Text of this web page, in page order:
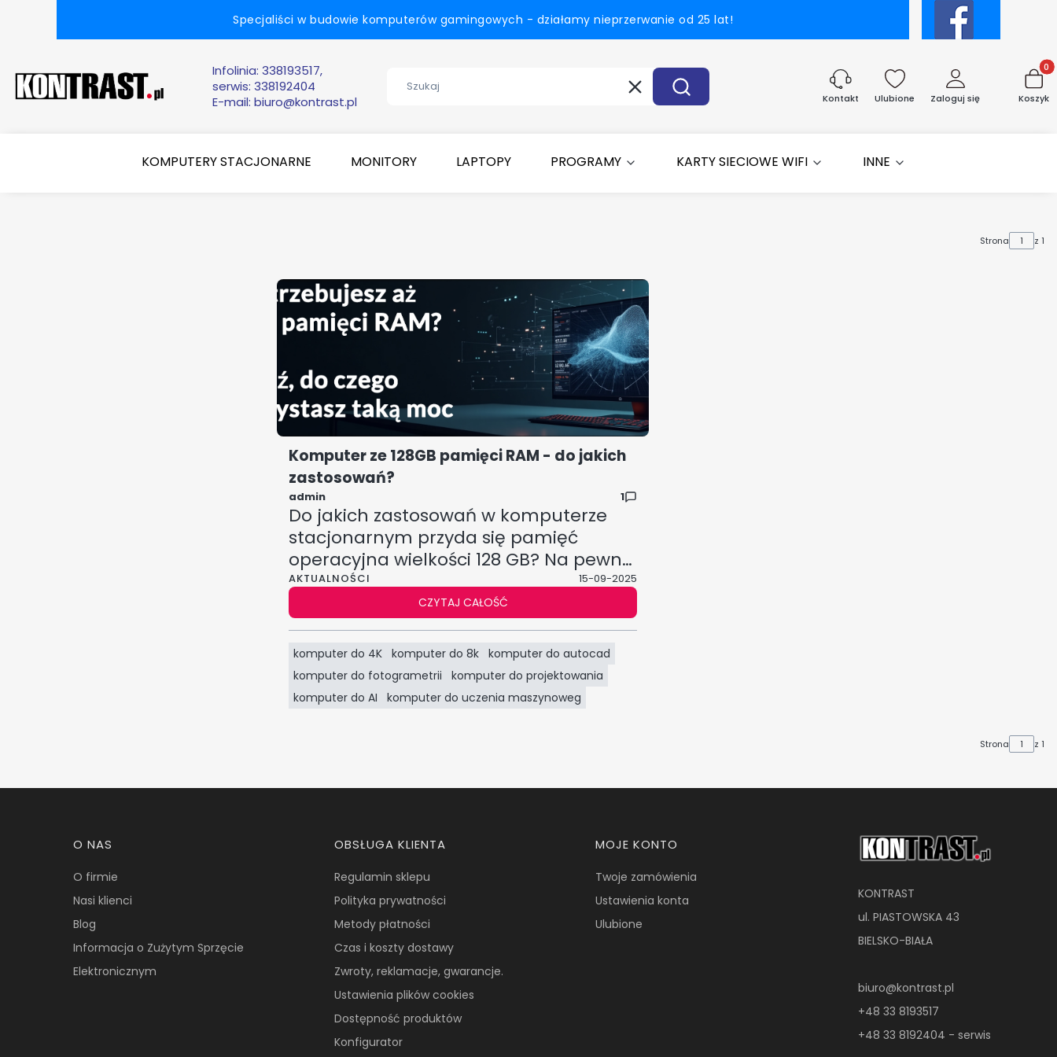
Specjaliści w budowie komputerów gamingowych - działamy nieprzerwanie od 25 lat!
Infolinia: 338193517,
serwis: 338192404
E-mail: biuro@kontrast.pl
WyczyśćSzukaj Kontakt Ulubione Zaloguj się Koszyk
KOMPUTERY STACJONARNE MONITORY LAPTOPY PROGRAMY KARTY SIECIOWE WIFI INNE
Strona z 1
AKTUALNOŚCI 15-09-2025
Komputer ze 128GB pamięci RAM - do jakich
zastosowań?
Do jakich zastosowań w komputerze
stacjonarnym przyda się pamięć
operacyjna wielkości 128 GB? Na pewno
nie do grania. Ale wszak nie samym
graniem człowiek żyje...
CZYTAJ CAŁOŚĆ
admin 1
komputer do 4K komputer do 8k komputer do autocad
komputer do fotogrametrii
komputer do projektowania
komputer do AI
komputer do uczenia maszynoweg
Strona z 1
Linki w stopce
O NAS
O firmie
Nasi klienci
Blog
Informacja o Zużytym Sprzęcie
Elektronicznym
OBSŁUGA KLIENTA
Regulamin sklepu
Polityka prywatności
Metody płatności
Czas i koszty dostawy
Zwroty, reklamacje, gwarancje.
Ustawienia plików cookies
Dostępność produktów
Konfigurator
MOJE KONTO
Twoje zamówienia
Ustawienia konta
Ulubione
KONTRAST
ul. PIASTOWSKA 43
BIELSKO-BIAŁA
biuro@kontrast.pl
+48 33 8193517
+48 33 8192404 - serwis